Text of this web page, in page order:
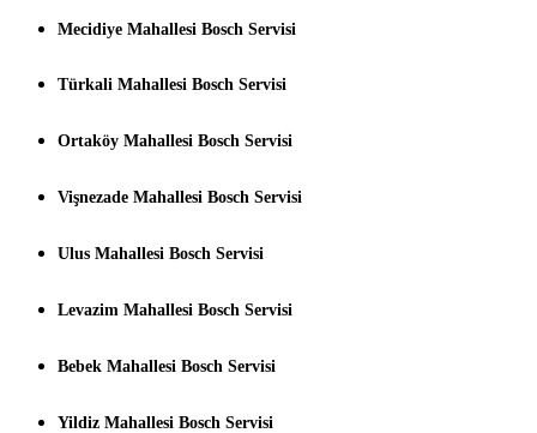
Mecidiye Mahallesi Bosch Servisi
Türkali Mahallesi Bosch Servisi
Ortaköy Mahallesi Bosch Servisi
Vişnezade Mahallesi Bosch Servisi
Ulus Mahallesi Bosch Servisi
Levazim Mahallesi Bosch Servisi
Bebek Mahallesi Bosch Servisi
Yildiz Mahallesi Bosch Servisi